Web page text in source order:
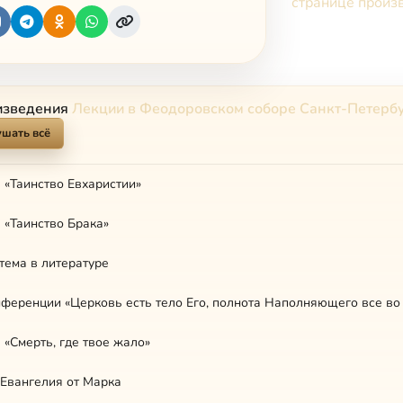
Лекции в Феодоровском соборе Санкт-
всё
Евхаристии»
Брака»
в литературе
«Церковь есть тело Его, полнота Наполняющего все
где твое жало»
от Марка